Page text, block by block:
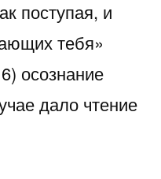
поступая, и
тебя»
осознание
дало чтение